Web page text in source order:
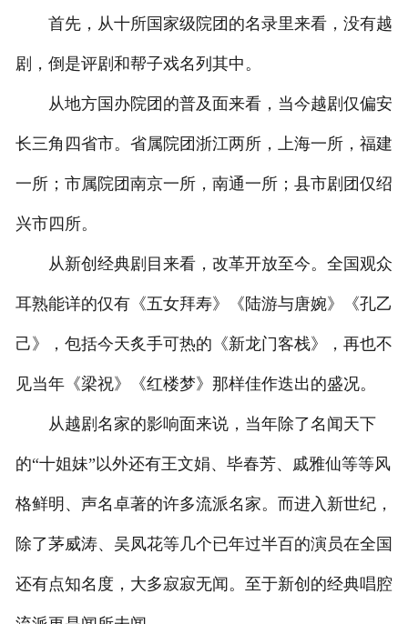
首先，从十所国家级院团的名录里来看，没有越
剧，倒是评剧和帮子戏名列其中。
从地方国办院团的普及面来看，当今越剧仅偏安
长三角四省市。省属院团浙江两所，上海一所，福建
一所；市属院团南京一所，南通一所；县市剧团仅绍
兴市四所。
从新创经典剧目来看，改革开放至今。全国观众
耳熟能详的仅有《五女拜寿》《陆游与唐婉》《孔乙
己》，包括今天炙手可热的《新龙门客栈》，再也不
见当年《梁祝》《红楼梦》那样佳作迭出的盛况。
从越剧名家的影响面来说，当年除了名闻天下
的“十姐妹”以外还有王文娟、毕春芳、戚雅仙等等风
格鲜明、声名卓著的许多流派名家。而进入新世纪，
除了茅威涛、吴凤花等几个已年过半百的演员在全国
还有点知名度，大多寂寂无闻。至于新创的经典唱腔